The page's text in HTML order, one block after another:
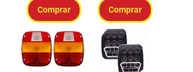
Comprar Comprar